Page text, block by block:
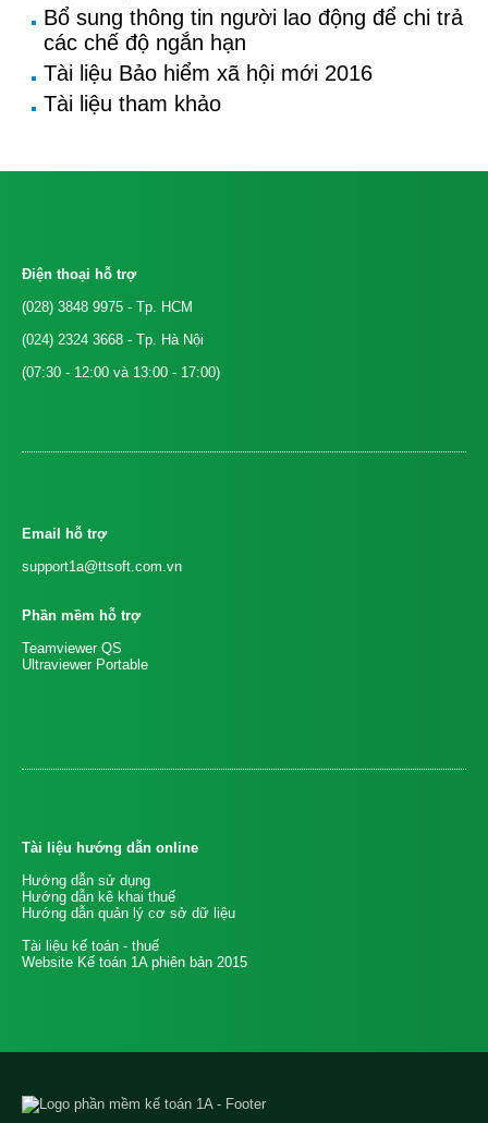
Bổ sung thông tin người lao động để chi trả
các chế độ ngắn hạn
Tài liệu Bảo hiểm xã hội mới 2016
Tài liệu tham khảo
Điện thoại hỗ trợ
(028) 3848 9975 - Tp. HCM
(024) 2324 3668 - Tp. Hà Nội
(07:30 - 12:00 và 13:00 - 17:00)
Email hỗ trợ
support1a@ttsoft.com.vn
Phần mềm hỗ trợ
Teamviewer QS
Ultraviewer Portable
Tài liệu hướng dẫn online
Hướng dẫn sử dụng
Hướng dẫn kê khai thuế
Hướng dẫn quản lý cơ sở dữ liệu
Tài liệu kế toán - thuế
Website Kế toán 1A phiên bản 2015